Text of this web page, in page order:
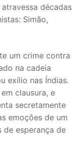
décadas
Simão,
um crime contra
na cadeia
exílio nas Índias.
clausura, e
secretamente
emoções de um
esperança de